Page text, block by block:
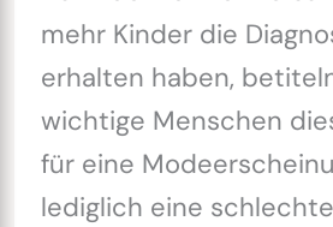
mehr Kinder die
erhalten haben,
wichtige Menschen
für eine
lediglich eine